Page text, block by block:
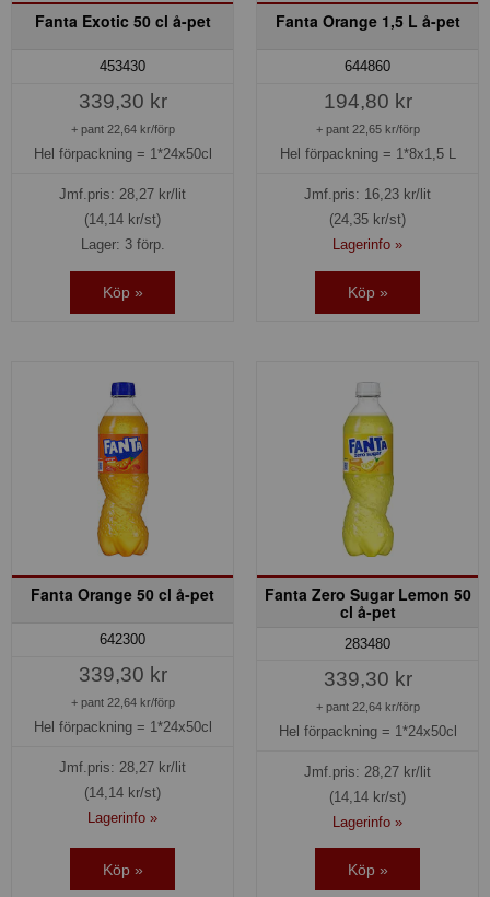
Fanta Exotic 50 cl å-pet
453430
339,30 kr
+ pant 22,64 kr/förp
Hel förpackning = 1*24x50cl
Jmf.pris: 28,27 kr/lit
(14,14 kr/st)
Lager: 3 förp.
Köp »
Fanta Orange 1,5 L å-pet
644860
194,80 kr
+ pant 22,65 kr/förp
Hel förpackning = 1*8x1,5 L
Jmf.pris: 16,23 kr/lit
(24,35 kr/st)
Lagerinfo »
Köp »
Fanta Orange 50 cl å-pet
642300
339,30 kr
+ pant 22,64 kr/förp
Hel förpackning = 1*24x50cl
Jmf.pris: 28,27 kr/lit
(14,14 kr/st)
Lagerinfo »
Köp »
Fanta Zero Sugar Lemon 50
cl å-pet
283480
339,30 kr
+ pant 22,64 kr/förp
Hel förpackning = 1*24x50cl
Jmf.pris: 28,27 kr/lit
(14,14 kr/st)
Lagerinfo »
Köp »